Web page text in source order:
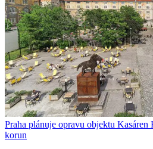
Praha plánuje opravu objektu
korun